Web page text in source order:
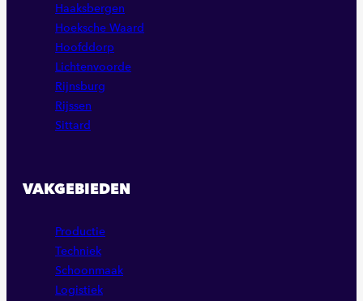
Haaksbergen
Hoeksche Waard
Hoofddorp
Lichtenvoorde
Rijnsburg
Rijssen
Sittard
VAKGEBIEDEN
Productie
Techniek
Schoonmaak
Logistiek